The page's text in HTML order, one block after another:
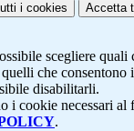
i cookies Accetta
scegliere quali
che consentono
disabilitarli.
i cookie necessari al
.